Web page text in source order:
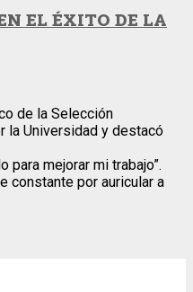
EL ÉXITO DE LA
de la Selección
la Universidad y destacó
para mejorar mi trabajo”.
constante por auricular a